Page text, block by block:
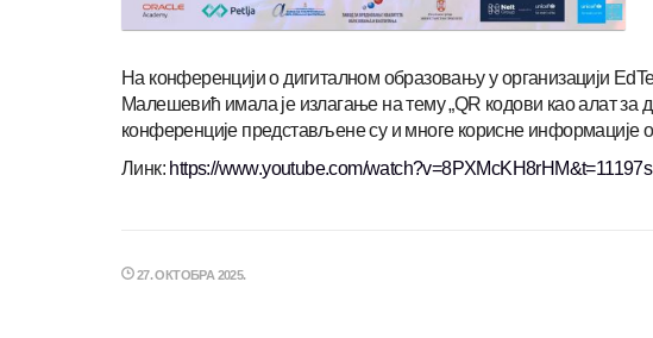
На конференцији о дигиталном образовању у организацији
Малешевић имала је излагање на тему „QR кодови као алат за
конференције представљене су и многе корисне информације
Линк: https://www.youtube.com/watch?v=8PXMcKH8rHM&t=11197s
27. ОКТОБРА 2025.